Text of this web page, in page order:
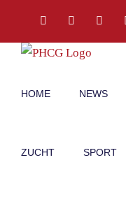
springen
FacebookInstagram
HOME NEWS
ZUCHT SPORT